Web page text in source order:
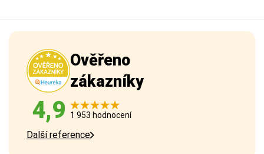
Ověřeno
zákazníky
4,9 1 953 hodnocení
Další reference